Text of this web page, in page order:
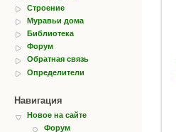
Строение
Муравьи дома
Библиотека
Форум
Обратная связь
Определители
Навигация
Новое на сайте
Форум